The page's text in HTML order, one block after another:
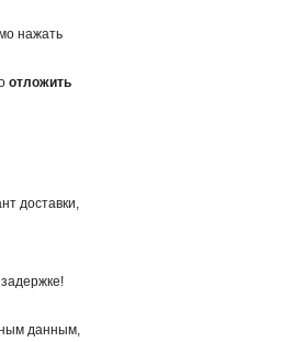
нажать
отложить
доставки,
данным,